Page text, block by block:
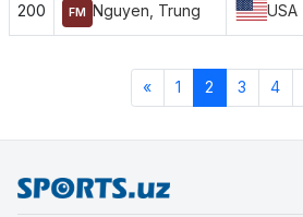
200 FM Nguyen, Trung USA
« 1 2 3 4